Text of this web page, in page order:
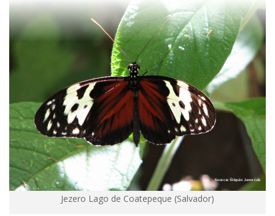
Jezero Lago de Coatepeque (Salvador)